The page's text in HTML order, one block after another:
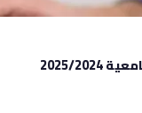
دفع حقوق اعادة التسجيل للسنة الجامعية 2025/2024